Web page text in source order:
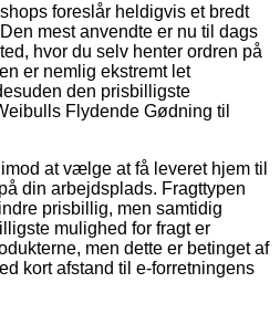
foreslår heldigvis et bredt
mest anvendte er nu til dags
hvor du selv henter ordren på
er nemlig ekstremt let
den prisbilligste
Flydende Gødning til
at vælge at få leveret hjem til
din arbejdsplads. Fragttypen
prisbillig, men samtidig
mulighed for fragt er
men dette er betinget af
kort afstand til e-forretningens